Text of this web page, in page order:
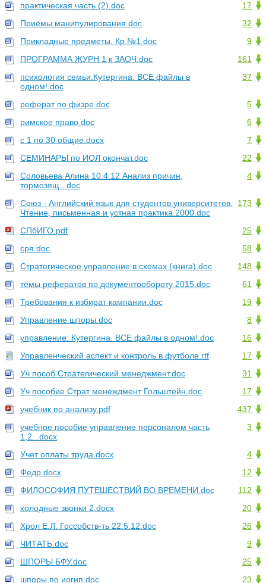
17
практическая часть (2).doc
32
Приёмы манипулирования.doc
9
Прикладные предметы. Кр.№1.doc
161
ПРОГРАММА ЖУРН 1 к ЗАОЧ.doc
37
психология семьи.Кутергина. ВСЕ файлы в
одном!.doc
5
реферат по физре.doc
6
римское право.doc
7
с 1 по 30 общие.docx
22
СЕМИНАРЫ по ИОЛ окончат.doc
4
Соловьева Алина 10.4.12 Анализ причин,
тормозящ...doc
173
Союз - Английский язык для студентов университетов.
Чтение, письменная и устная практика.2000.doc
25
СПбИГО.pdf
58
сря.doc
148
Стратегическое управление в схемах (книга).doc
61
темы рефератов по документообороту 2015.doc
19
Требования к избират кампании.doc
8
Управление шпоры.doc
16
управление. Кутергина. ВСЕ файлы в одном!.doc
17
Управленческий аспект и контроль в футболе.rtf
31
Уч пособ Стратегический менеджмент.doc
17
Уч пособие Страт менеждмент Гольштейн.doc
437
учебник по анализу.pdf
3
учебное пособие управление персоналом часть
1,2...docx
4
Учет оплаты труда.docx
12
Федр.docx
112
ФИЛОСОФИЯ ПУТЕШЕСТВИЙ ВО ВРЕМЕНИ.doc
20
холодные звонки 2.docx
26
Хрол Е.Л. Госсобств-ть 22.5.12.doc
9
ЧИТАТЬ.doc
25
ШПОРЫ БФУ.doc
23
шпоры по иогип.doc